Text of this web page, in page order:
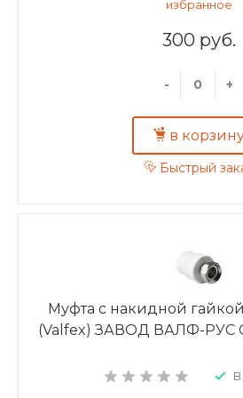
300 руб.
- +
в
Быстрый
Муфта с накидной гайкой
(Valfex) ЗАВОД ВАЛФ-РУС